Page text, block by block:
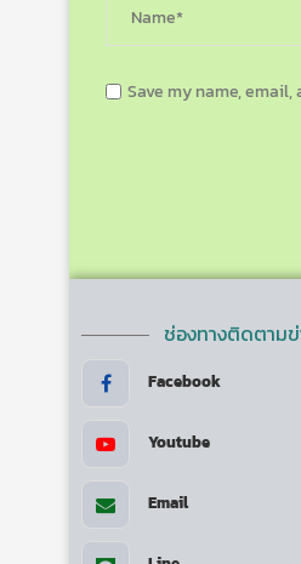
Save my name,
ช่องทางติดตามข่
Facebook
Youtube
Email